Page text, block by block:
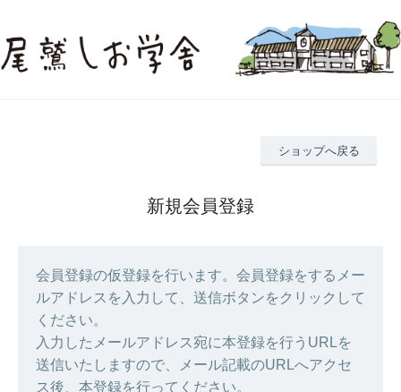
ショップへ戻る
新規会員登録
会員登録の仮登録を行います。会員登録をするメー
ルアドレスを入力して、送信ボタンをクリックして
ください。
入力したメールアドレス宛に本登録を行うURLを
送信いたしますので、メール記載のURLへアクセ
ス後、本登録を行ってください。